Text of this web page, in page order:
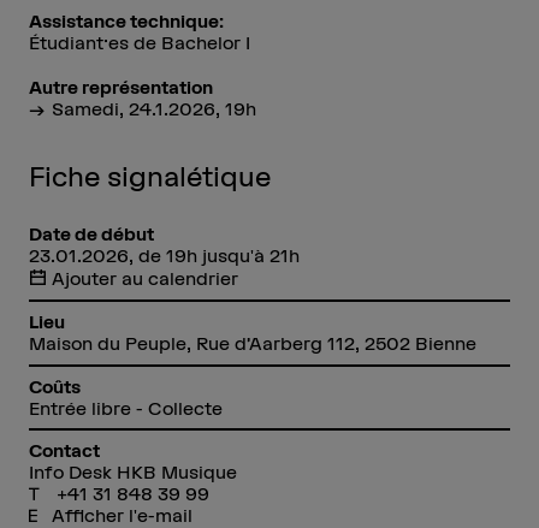
Assistance technique:
Étudiant·es de Bachelor I
Autre représentation
Samedi, 24.1.2026, 19h
Fiche signalétique
Date de début
23.01.2026, de 19h jusqu'à 21h
Ajouter au calendrier
Lieu
Maison du Peuple, Rue d’Aarberg 112, 2502 Bienne
Coûts
Entrée libre - Collecte
Contact
Info Desk HKB Musique
+41 31 848 39 99
Afficher l'e-mail